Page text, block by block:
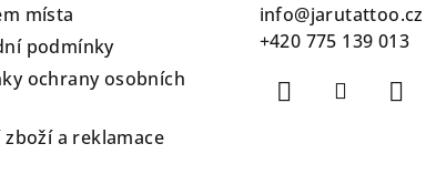
místa
podmínky
ochrany osobních
zboží a reklamace
info@jarutattoo.cz
+420 775 139 013